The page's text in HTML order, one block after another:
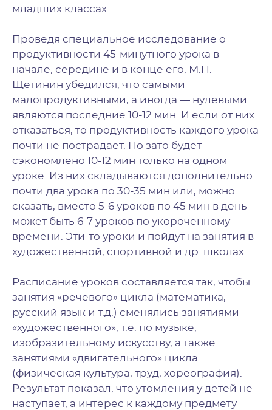
младших классах.
Проведя специальное исследование о
продуктивности 45-минутного урока в
начале, середине и в конце его, М.П.
Щетинин убедился, что самыми
малопродуктивными, а иногда — нулевыми
являются последние 10-12 мин. И если от них
отказаться, то продуктивность каждого урока
почти не пострадает. Но зато будет
сэкономлено 10-12 мин только на одном
уроке. Из них складываются дополнительно
почти два урока по 30-35 мин или, можно
сказать, вместо 5-6 уроков по 45 мин в день
может быть 6-7 уроков по укороченному
времени. Эти-то уроки и пойдут на занятия в
художественной, спортивной и др. школах.
Расписание уроков составляется так, чтобы
занятия «речевого» цикла (математика,
русский язык и т.д.) сменялись занятиями
«художественного», т.е. по музыке,
изобразительному искусству, а также
занятиями «двигательного» цикла
(физическая культура, труд, хореография).
Результат показал, что утомления у детей не
наступает, а интерес к каждому предмету